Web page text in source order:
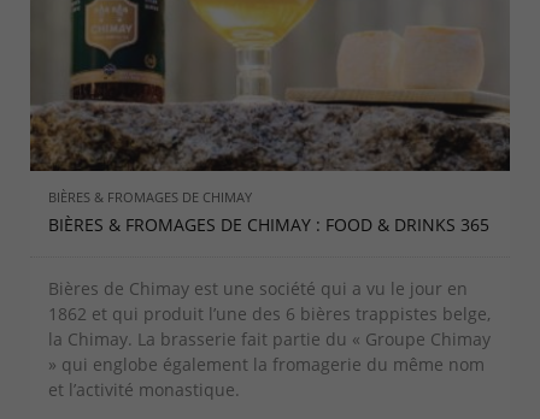
BIÈRES & FROMAGES DE CHIMAY
BIÈRES & FROMAGES DE CHIMAY : FOOD & DRINKS 365
Bières de Chimay est une société qui a vu le jour en
1862 et qui produit l’une des 6 bières trappistes belge,
la Chimay. La brasserie fait partie du « Groupe Chimay
» qui englobe également la fromagerie du même nom
et l’activité monastique.